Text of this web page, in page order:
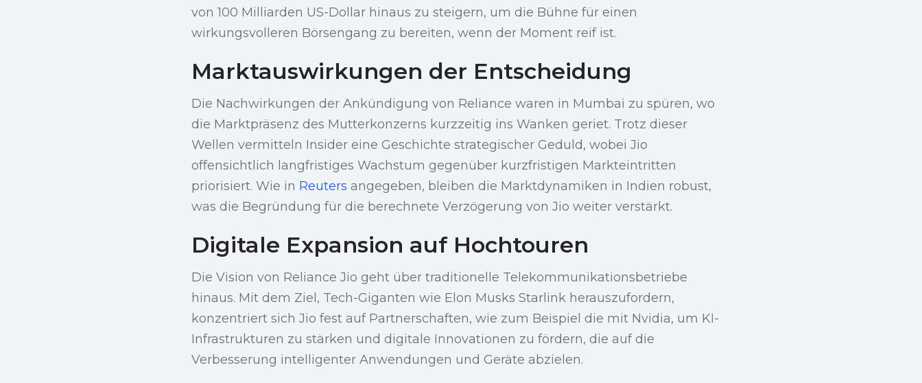
von 100 Milliarden US-Dollar hinaus zu steigern, um die Bühne für einen
wirkungsvolleren Börsengang zu bereiten, wenn der Moment reif ist.
Marktauswirkungen der Entscheidung
Die Nachwirkungen der Ankündigung von Reliance waren in Mumbai zu spüren, wo
die Marktpräsenz des Mutterkonzerns kurzzeitig ins Wanken geriet. Trotz dieser
Wellen vermitteln Insider eine Geschichte strategischer Geduld, wobei Jio
offensichtlich langfristiges Wachstum gegenüber kurzfristigen Markteintritten
priorisiert. Wie in Reuters angegeben, bleiben die Marktdynamiken in Indien robust,
was die Begründung für die berechnete Verzögerung von Jio weiter verstärkt.
Digitale Expansion auf Hochtouren
Die Vision von Reliance Jio geht über traditionelle Telekommunikationsbetriebe
hinaus. Mit dem Ziel, Tech-Giganten wie Elon Musks Starlink herauszufordern,
konzentriert sich Jio fest auf Partnerschaften, wie zum Beispiel die mit Nvidia, um KI-
Infrastrukturen zu stärken und digitale Innovationen zu fördern, die auf die
Verbesserung intelligenter Anwendungen und Geräte abzielen.